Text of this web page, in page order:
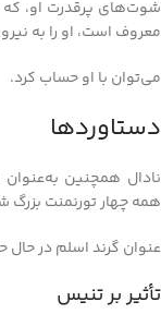
شوت‌های پرقدرت او، که
معروف است، او را به
می‌توان با او حساب کرد.
دستاوردها
نادال همچنین
همه چهار تورنمنت بزرگ
عنوان گرند اسلم در حال
تأثیر بر تنیس